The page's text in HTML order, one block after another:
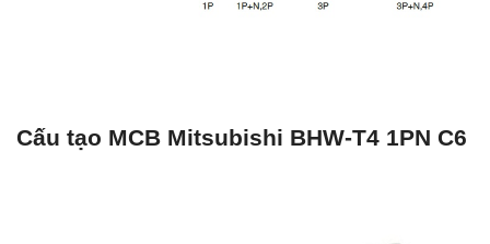
Cấu tạo MCB Mitsubishi BHW-T4 1PN C6